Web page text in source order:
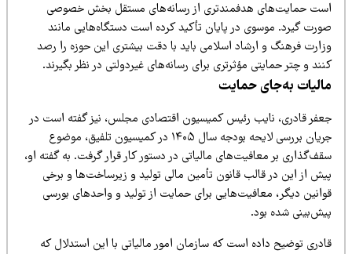
حمایت‌های هدفمندتری از رسانه‌های مستقل بخش خصوصی
گیرد. موسوی در پایان تأکید کرده است دستگاه‌هایی مانند
فرهنگ و ارشاد اسلامی باید با دقت بیشتری این حوزه را رصد
و چتر حمایتی مؤثرتری برای رسانه‌های غیردولتی در نظر بگیرند.
به‌جای حمایت
قادری، نایب رئیس کمیسیون اقتصادی مجلس، نیز گفته است در
جریان بررسی لایحه بودجه سال ۱۴۰۵ در کمیسیون تلفیق، موضوع
بر معافیت‌های مالیاتی در دستور کار قرار گرفت. به گفته او،
از این در قالب قانون تأمین مالی تولید و زیرساخت‌ها و برخی
دیگر، معافیت‌هایی برای حمایت از تولید و واحدهای بورسی
شده بود.
توضیح داده است که سازمان امور مالیاتی با این استدلال که